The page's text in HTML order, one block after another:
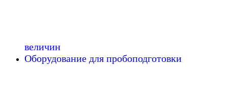
величин
Оборудование для пробоподготовки